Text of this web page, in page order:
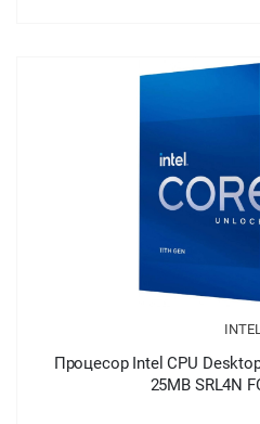
Процесор Intel CPU
25MB SRL4N